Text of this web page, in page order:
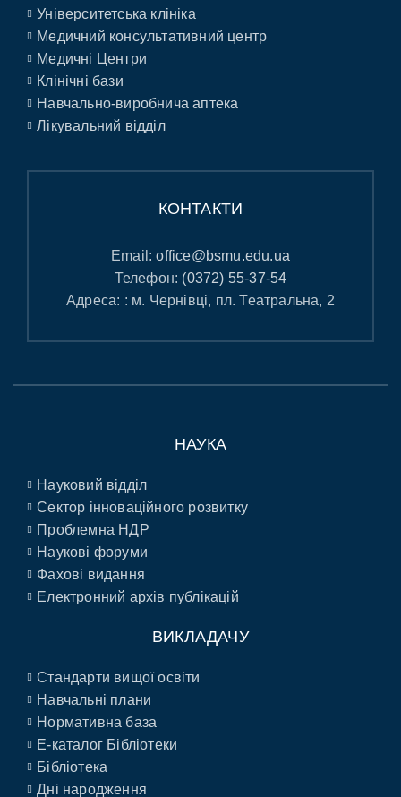
Університетська клініка
Медичний консультативний центр
Медичні Центри
Клінічні бази
Навчально-виробнича аптека
Лікувальний відділ
КОНТАКТИ
Email:office@bsmu.edu.ua
Телефон: (0372) 55-37-54
Адреса: : м. Чернівці, пл. Театральна, 2
НАУКА
Науковий відділ
Сектор інноваційного розвитку
Проблемна НДР
Наукові форуми
Фахові видання
Електронний архів публікацій
ВИКЛАДАЧУ
Стандарти вищої освіти
Навчальні плани
Нормативна база
E-каталог Бібліотеки
Бібліотека
Дні народження